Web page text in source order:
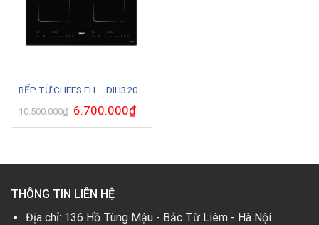
BẾP TỪ CHEFS EH – DIH320
10.500.000₫ Giá
gốc
là:
6.700.000₫Giá
hiện
tại
THÔNG TIN LIÊN HỆ
Địa chỉ: 136 Hồ Tùng Mậu - Bắc Từ Liêm - Hà Nội